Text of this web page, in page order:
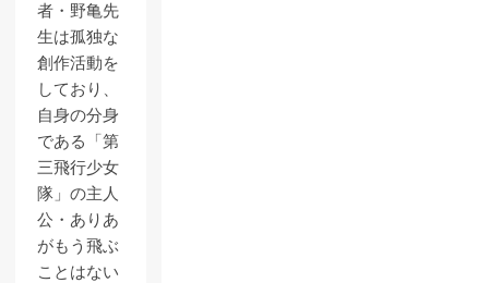
者・野亀先
生は孤独な
創作活動を
しており、
自身の分身
である「第
三飛行少女
隊」の主人
公・ありあ
がもう飛ぶ
ことはない